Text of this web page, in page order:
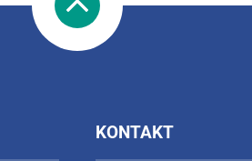
KONTAKT